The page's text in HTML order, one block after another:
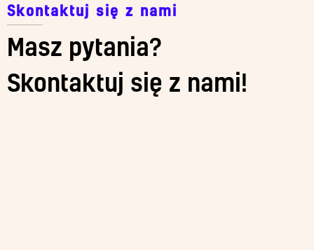
Skontaktuj się z nami
Masz pytania?
Skontaktuj się z nami!